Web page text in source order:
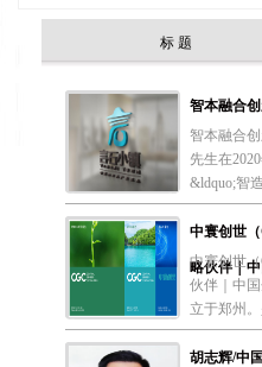
标 题
智本融合
智本融合
先生在
&ldquo;智
中寰创世
略伙伴｜
中寰创世
伙伴｜中
立于郑州
胡志辉/中